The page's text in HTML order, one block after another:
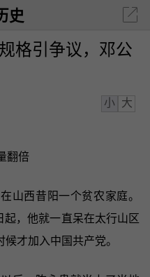
史
格引争议，邓公
小 大
翻倍
山西昔阳一个贫农家庭。
，他就一直呆在太行山区
才加入中国共产党。